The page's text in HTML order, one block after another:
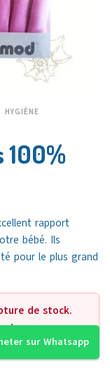
HYGIÈNE
rapport
bébé. Ils
pour le plus grand
de stock.
sur Whatsapp